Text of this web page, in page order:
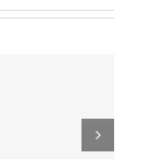
2024 – 27e